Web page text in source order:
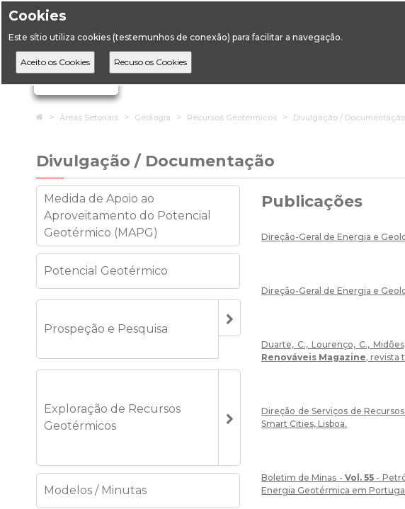
Cookies
Este sítio utiliza cookies (testemunhos de conexão) para facilitar a navegação.
Ignorar links de navegação
HomeÁreas Setoriais Geologia Recursos Geotérmicos Divulgação / Documentação
Divulgação / Documentação
Medida de Apoio ao
Aproveitamento do Potencial
Geotérmico (MAPG)
Potencial Geotérmico
Prospeção e Pesquisa
Exploração de Recursos
Geotérmicos
Modelos / Minutas
Publicações
Direção-Geral de Energia e
Direção-Geral de Energia e
Duarte, C., Lourenço, C.,
Renováveis Magazine, revista
Direção de Serviços de
Smart Cities, Lisboa.
Boletim de Minas - Vol. 55 -
Energia Geotérmica em